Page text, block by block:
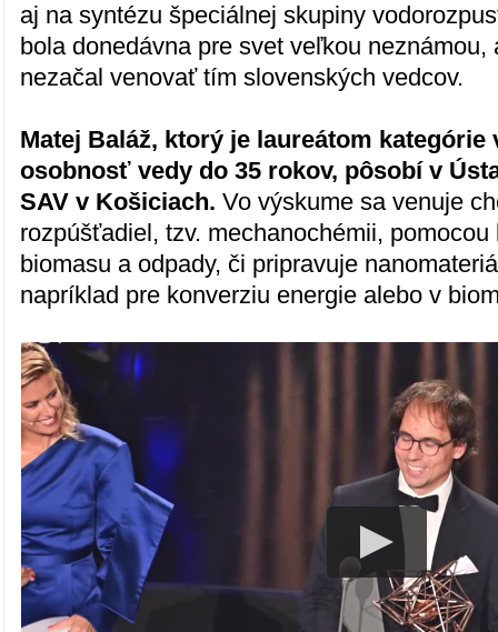
aj na syntézu špeciálnej skupiny
bola donedávna pre svet veľkou neznámou,
nezačal venovať tím slovenských vedcov.
Matej Baláž, ktorý je laureátom kategórie
osobnosť vedy do 35 rokov, pôsobí v
SAV v Košiciach. Vo výskume sa venuje
rozpúšťadiel, tzv. mechanochémii,
biomasu a odpady, či pripravuje
napríklad pre konverziu energie alebo v